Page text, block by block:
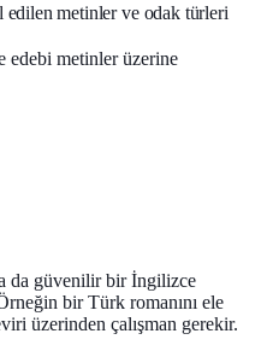
edilen metinler ve odak türleri
edebi metinlerüzerine
da güvenilir bir İngilizce
bir Türk romanını ele
üzerinden çalışman gerekir.